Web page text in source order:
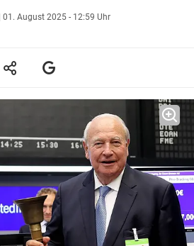
01. August 2025 - 12:59 Uhr